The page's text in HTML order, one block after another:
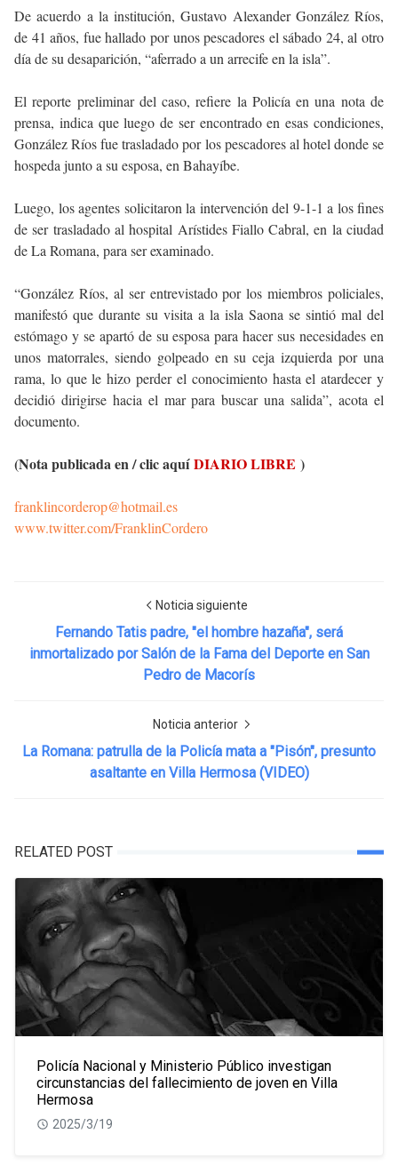
De acuerdo a la institución, Gustavo Alexander González Ríos,
de 41 años, fue hallado por unos pescadores el sábado 24, al otro
día de su desaparición, “aferrado a un arrecife en la isla”.
El reporte preliminar del caso, refiere la Policía en una nota de
prensa, indica que luego de ser encontrado en esas condiciones,
González Ríos fue trasladado por los pescadores al hotel donde se
hospeda junto a su esposa, en Bahayíbe.
Luego, los agentes solicitaron la intervención del 9-1-1 a los fines
de ser trasladado al hospital Arístides Fiallo Cabral, en la ciudad
de La Romana, para ser examinado.
“González Ríos, al ser entrevistado por los miembros policiales,
manifestó que durante su visita a la isla Saona se sintió mal del
estómago y se apartó de su esposa para hacer sus necesidades en
unos matorrales, siendo golpeado en su ceja izquierda por una
rama, lo que le hizo perder el conocimiento hasta el atardecer y
decidió dirigirse hacia el mar para buscar una salida”, acota el
documento.
(Nota publicada en / clic aquíDIARIO LIBRE )
franklincorderop@hotmail.es
www.twitter.com/FranklinCordero
Noticia siguiente
Fernando Tatis padre, "el hombre hazaña", será
inmortalizado por Salón de la Fama del Deporte en San
Pedro de Macorís
Noticia anterior
La Romana: patrulla de la Policía mata a "Pisón", presunto
asaltante en Villa Hermosa (VIDEO)
RELATED POST
Policía Nacional y Ministerio Público investigan
circunstancias del fallecimiento de joven en Villa
Hermosa
2025/3/19